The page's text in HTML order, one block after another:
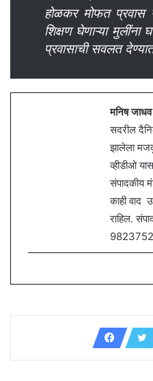
होळकर मोफत प्रवास
शिक्षण घेणाऱ्या मुलींना
प्रवासाची सवलत
मनिष जाधव
सदरील
झालेला
व्हीडीओ
संपादकीय
काही वाद
राहिल.